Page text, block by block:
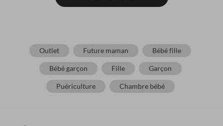
Outlet Future maman Bébé fille
Bébé garçon Fille Garçon
Puériculture Chambre bébé